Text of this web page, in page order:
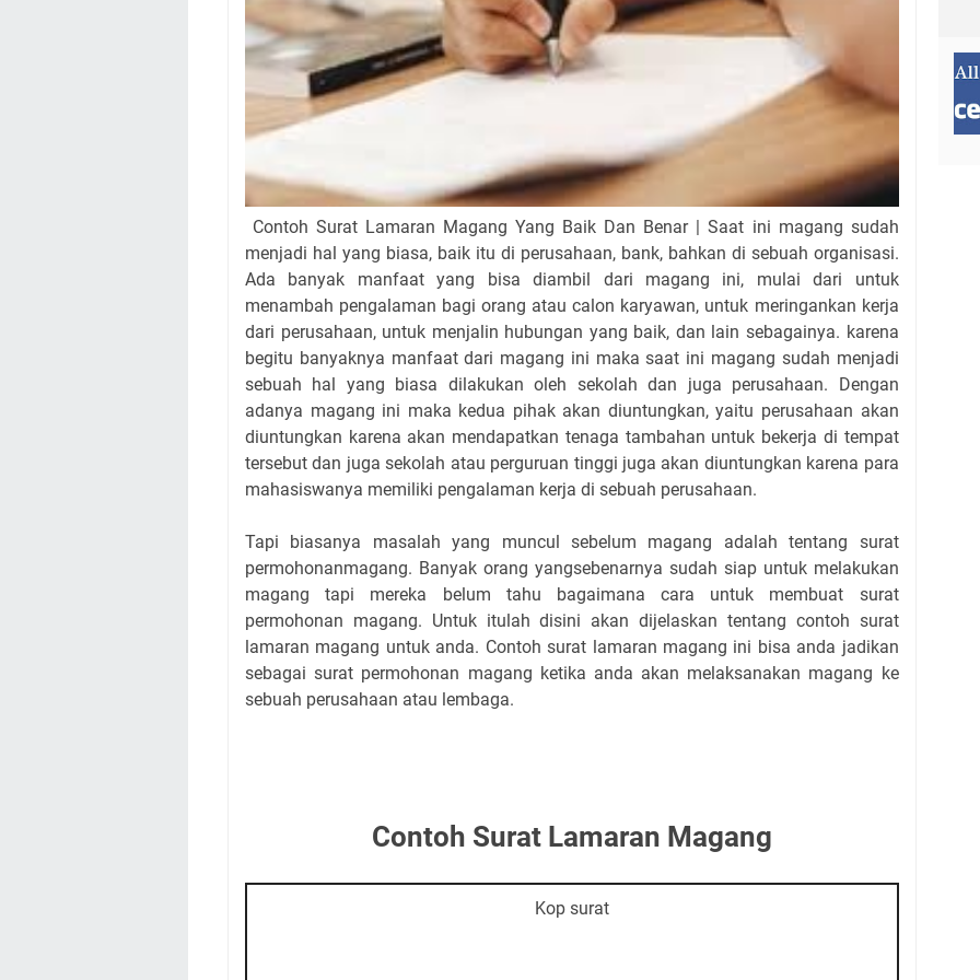
Contoh Surat Lamaran Magang Yang Baik Dan Benar | Saat ini magang sudah
menjadi hal yang biasa, baik itu di perusahaan, bank, bahkan di sebuah organisasi.
Ada banyak manfaat yang bisa diambil dari magang ini, mulai dari untuk
menambah pengalaman bagi orang atau calon karyawan, untuk meringankan kerja
dari perusahaan, untuk menjalin hubungan yang baik, dan lain sebagainya. karena
begitu banyaknya manfaat dari magang ini maka saat ini magang sudah menjadi
sebuah hal yang biasa dilakukan oleh sekolah dan juga perusahaan. Dengan
adanya magang ini maka kedua pihak akan diuntungkan, yaitu perusahaan akan
diuntungkan karena akan mendapatkan tenaga tambahan untuk bekerja di tempat
tersebut dan juga sekolah atau perguruan tinggi juga akan diuntungkan karena para
mahasiswanya memiliki pengalaman kerja di sebuah perusahaan.
Tapi biasanya masalah yang muncul sebelum magang adalah tentang surat
permohonanmagang. Banyak orang yangsebenarnya sudah siap untuk melakukan
magang tapi mereka belum tahu bagaimana cara untuk membuat surat
permohonan magang. Untuk itulah disini akan dijelaskan tentang contoh surat
lamaran magang untuk anda. Contoh surat lamaran magang ini bisa anda jadikan
sebagai surat permohonan magang ketika anda akan melaksanakan magang ke
sebuah perusahaan atau lembaga.
Contoh Surat Lamaran Magang
Kop surat